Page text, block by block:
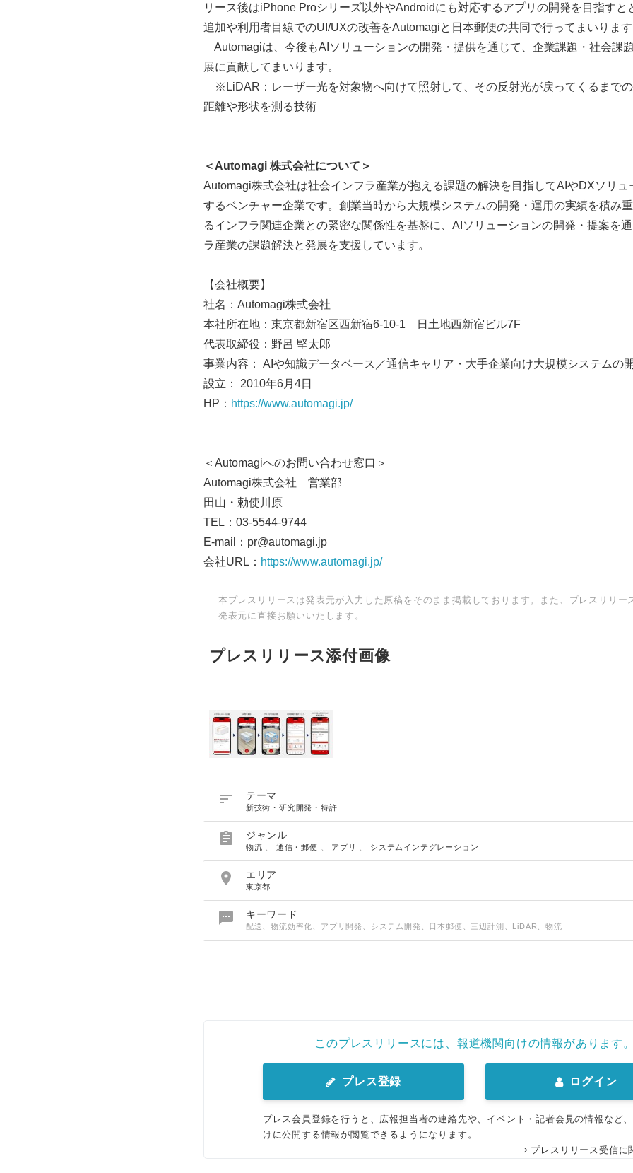
リース後はiPhone Proシリーズ以外やAndroidにも対応するアプリの開発を目指すと
追加や利用者目線でのUI/UXの改善をAutomagiと日本郵便の共同で行ってまいりま
Automagiは、今後もAIソリューションの開発・提供を通じて、企業課題・社会課
展に貢献してまいります。
※LiDAR：レーザー光を対象物へ向けて照射して、その反射光が戻ってくるまで
距離や形状を測る技術
＜Automagi 株式会社について＞
Automagi株式会社は社会インフラ産業が抱える課題の解決を目指してAIやDXソリ
するベンチャー企業です。創業当時から大規模システムの開発・運用の実績を積み
るインフラ関連企業との緊密な関係性を基盤に、AIソリューションの開発・提案を
ラ産業の課題解決と発展を支援しています。
【会社概要】
社名：Automagi株式会社
本社所在地：東京都新宿区西新宿6-10-1 日土地西新宿ビル7F
代表取締役：野呂 堅太郎
事業内容： AIや知識データベース／通信キャリア・大手企業向け大規模システムの
設立： 2010年6月4日
HP： https://www.automagi.jp/
＜Automagiへのお問い合わせ窓口＞
Automagi株式会社 営業部
田山・勅使川原
TEL：03-5544-9744
E-mail：pr@automagi.jp
会社URL： https://www.automagi.jp/
本プレスリリースは発表元が入力した原稿をそのまま掲載しております。また、プレスリリー
発表元に直接お願いいたします。
プレスリリース添付画像
 テーマ
新技術・研究開発・特許
 ジャンル
物流 通信・郵便 アプリ システムインテグレーション
 エリア
東京都
 キーワード
配送、物流効率化、アプリ開発、システム開発、日本郵便、三辺計測、LiDAR、物流
このプレスリリースには、報道機関向けの情報があります
プレス登録 ログイン
プレス会員登録を行うと、広報担当者の連絡先や、イベント・記者会見の情報など
けに公開する情報が閲覧できるようになります。
プレスリリース受信に
English